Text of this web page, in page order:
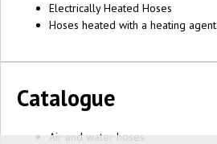
Electrically Heated Hoses
Hoses heated with a heating agent
Catalogue
Air and water hoses